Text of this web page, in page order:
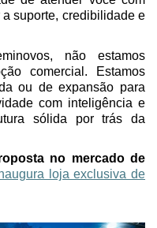
a suporte, credibilidade e
não estamos
comercial. Estamos
ou de expansão para
com inteligência e
sólida por trás da
no mercado de
loja exclusiva de